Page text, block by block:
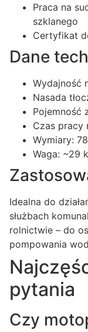
Praca na
szklanego
Certyfikat
Dane
Wydajność
Nasada
Pojemność
Czas pracy
Wymiary:
Waga: ~29
Idealna do
służbach
rolnictwie – do
pompowania
pytania
Czy